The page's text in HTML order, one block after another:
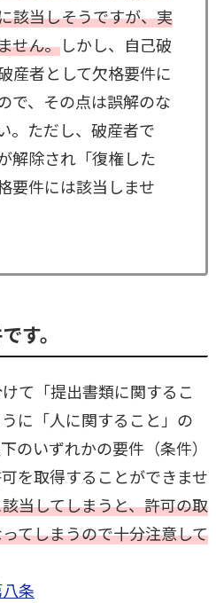
該当しそうですが、実
せん。しかし、自己破
産者として欠格要件に
で、その点は誤解のな
。ただし、破産者で
解除され「復権した
要件には該当しませ
す。
て「提出書類に関するこ
に「人に関すること」の
のいずれかの要件（条件）
を取得することができませ
当してしまうと、許可の取
てしまうので十分注意して
条